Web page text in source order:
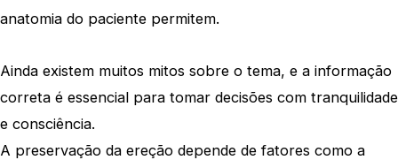
anatomia do paciente permitem.
Ainda existem muitos mitos sobre o tema, e a informação
correta é essencial para tomar decisões com tranquilidade
e consciência.
A preservação da ereção depende de fatores como a